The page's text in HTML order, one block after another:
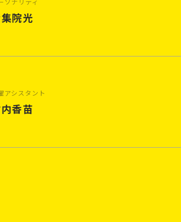
院光
アシスタント
香苗